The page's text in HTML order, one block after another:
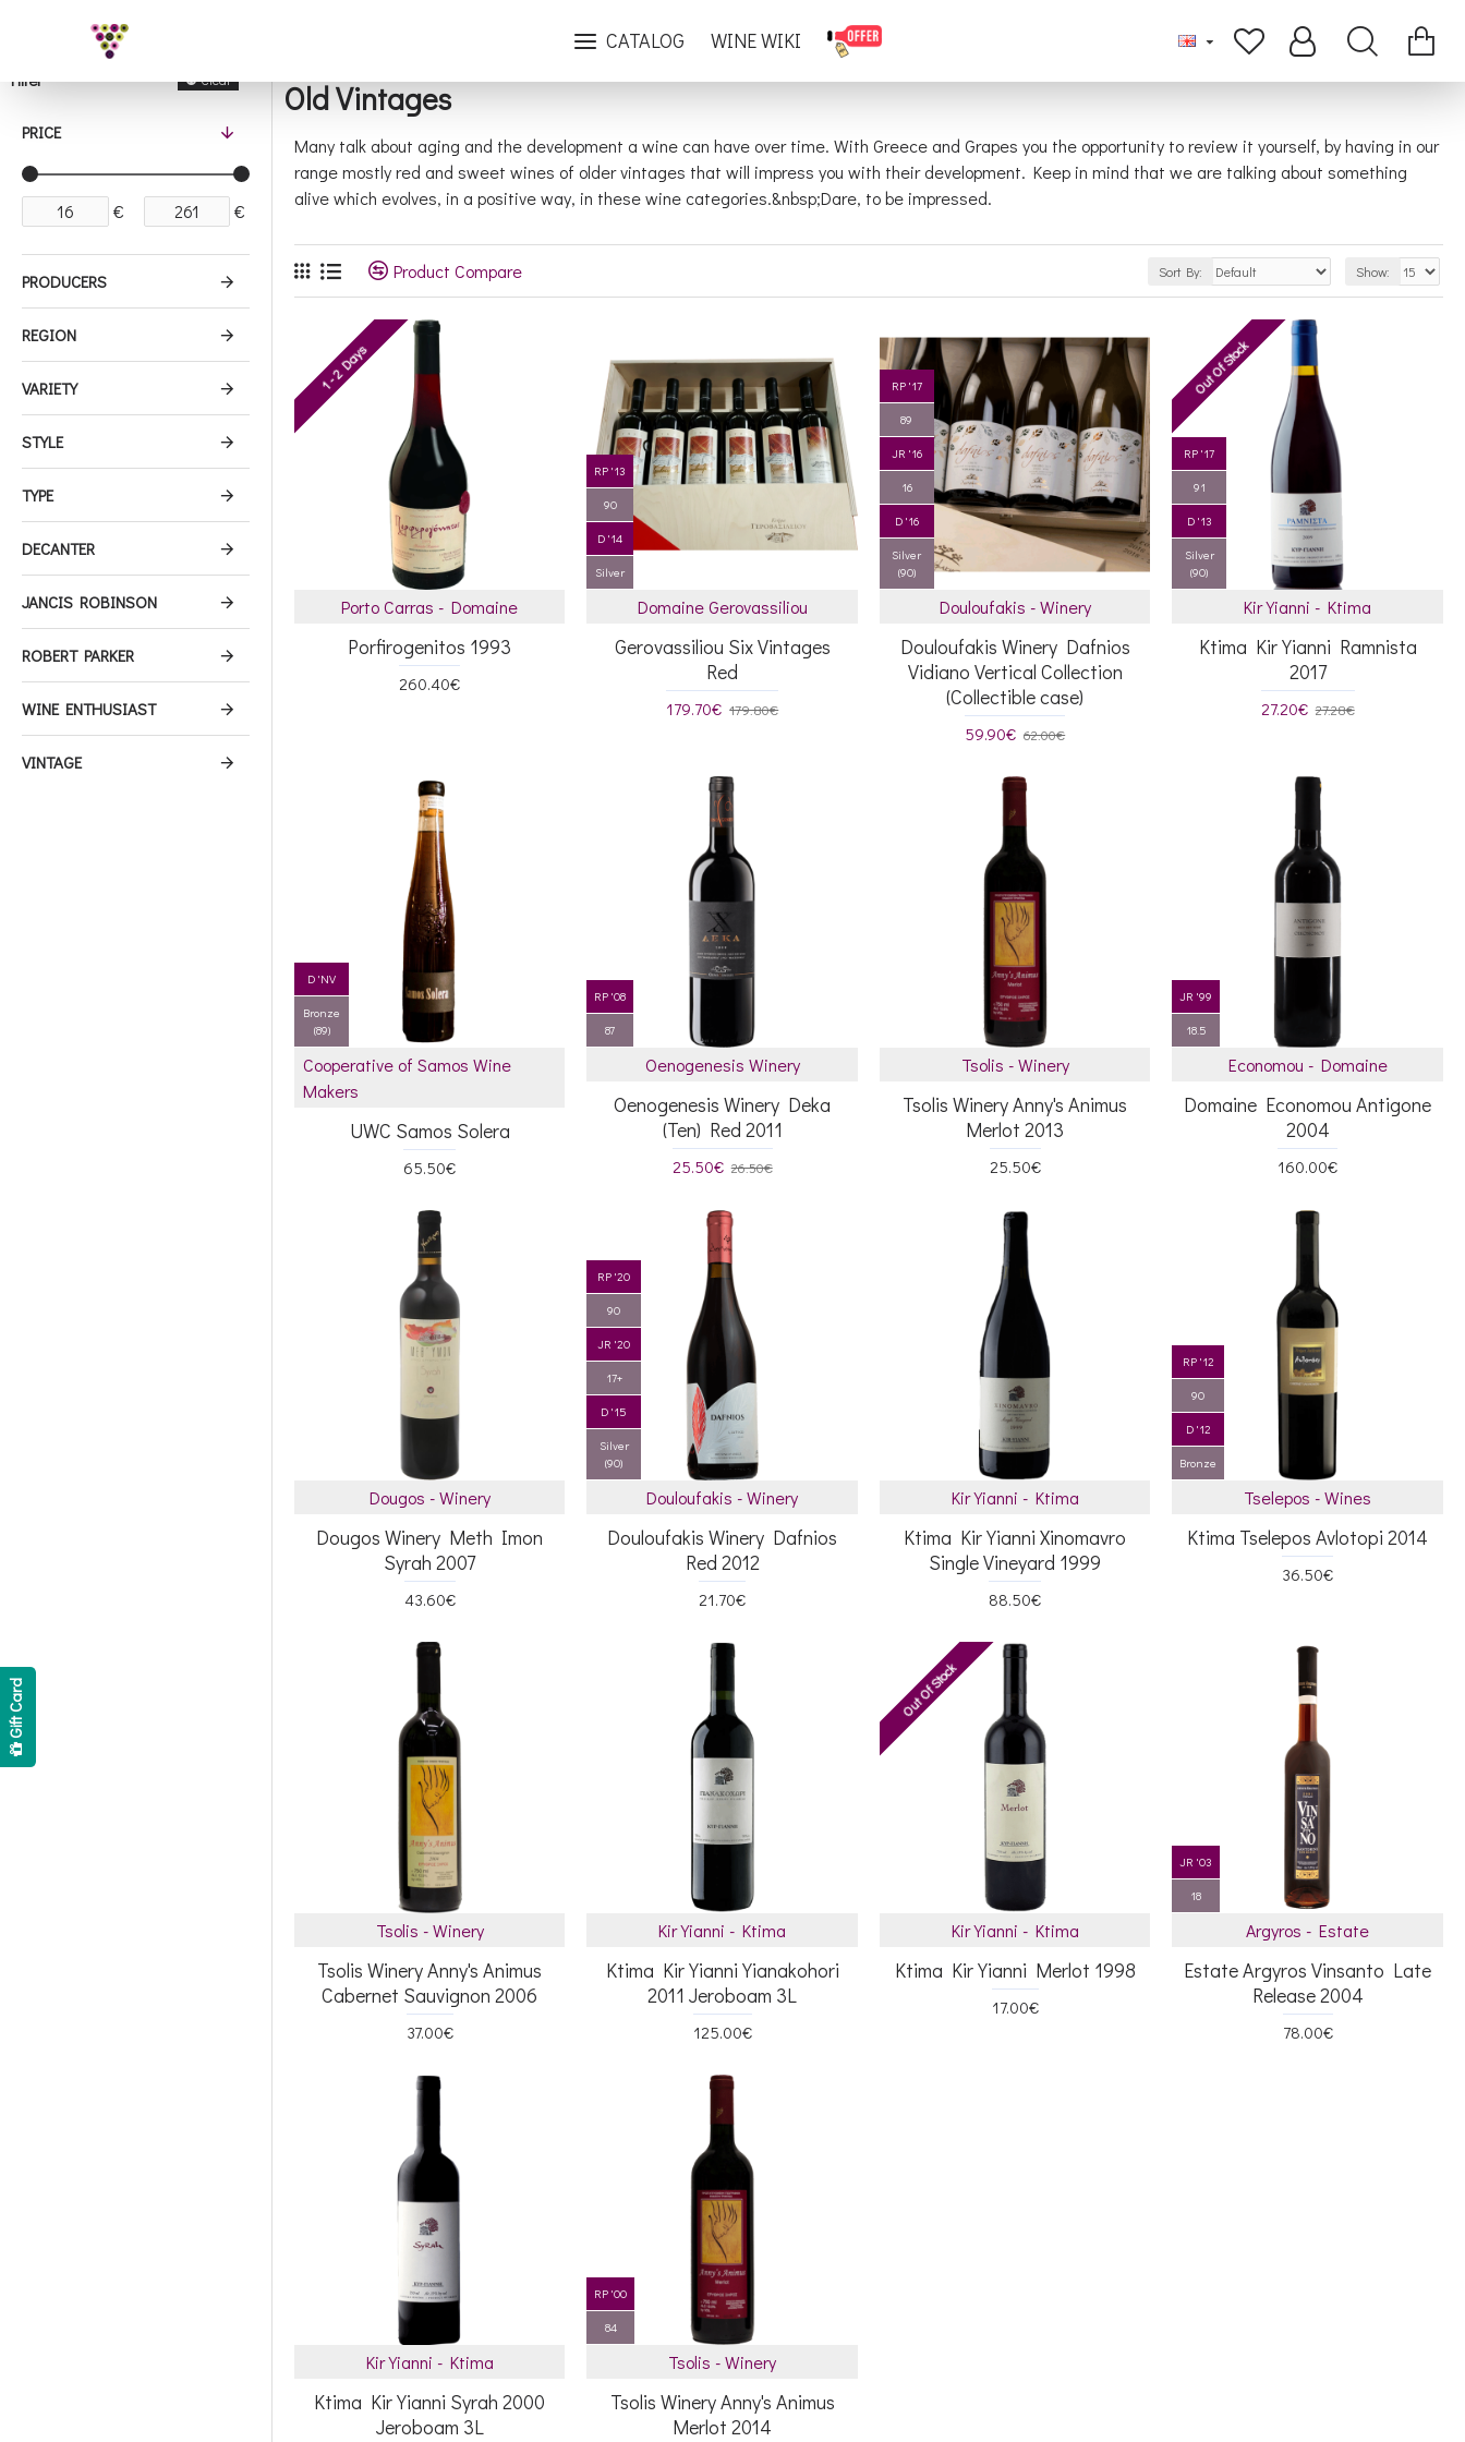
CATALOG WINE WIKI
Filter Clear
PRICE
€ €
PRODUCERS
VINTAGE
ROBERT PARKER
JANCIS ROBINSON
WINE ENTHUSIAST
DECANTER
VARIETY
TYPE
STYLE
REGION
Old Vintages
Many talk about aging and the development a wine can have over time. With Greece and Grapes you the opportunity to review it yourself, by having in our
range mostly red and sweet wines of older vintages that will impress you with their development. Keep in mind that we are talking about something
alive which evolves, in a positive way, in these wine categories.&nbsp;Dare, to be impressed.
Product Compare Sort By: Show:
1 - 2 Days
Porto Carras - Domaine
Porfirogenitos 1993
260.40€
RP '13
90
D '14
Silver
Domaine Gerovassiliou
Gerovassiliou Six Vintages
Red
179.70€ 179.80€
RP '17
89
JR '16
16
D '16
Silver
(90)
Douloufakis - Winery
Douloufakis Winery Dafnios
Vidiano Vertical Collection
(Collectible case)
59.90€ 62.00€
RP '17
91
D '13
Silver
(90)
Out Of Stock
Kir Yianni - Ktima
Ktima Kir Yianni Ramnista
2017
27.20€ 27.28€
D 'NV
Bronze
(89)
Cooperative of Samos Wine
Makers
UWC Samos Solera
65.50€
RP '08
87
Oenogenesis Winery
Oenogenesis Winery Deka
(Ten) Red 2011
25.50€ 26.50€
Tsolis - Winery
Tsolis Winery Anny's Animus
Merlot 2013
25.50€
JR '99
18.5
Economou - Domaine
Domaine Economou Antigone
2004
160.00€
Dougos - Winery
Dougos Winery Meth Imon
Syrah 2007
43.60€
RP '20
90
JR '20
17+
D '15
Silver
(90)
Douloufakis - Winery
Douloufakis Winery Dafnios
Red 2012
21.70€
Kir Yianni - Ktima
Ktima Kir Yianni Xinomavro
Single Vineyard 1999
88.50€
RP '12
90
D '12
Bronze
Tselepos - Wines
Ktima Tselepos Avlotopi 2014
36.50€
Tsolis - Winery
Tsolis Winery Anny's Animus
Cabernet Sauvignon 2006
37.00€
Kir Yianni - Ktima
Ktima Kir Yianni Yianakohori
2011 Jeroboam 3L
125.00€
Out Of Stock
Kir Yianni - Ktima
Ktima Kir Yianni Merlot 1998
17.00€
JR '03
18
Argyros - Estate
Estate Argyros Vinsanto Late
Release 2004
78.00€
Kir Yianni - Ktima
Ktima Kir Yianni Syrah 2000
Jeroboam 3L
RP '00
84
Tsolis - Winery
Tsolis Winery Anny's Animus
Merlot 2014
Gift Card